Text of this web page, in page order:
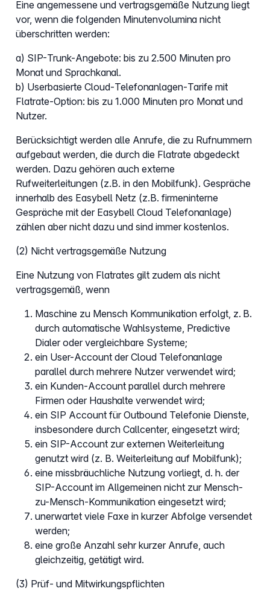
Eine angemessene und vertragsgemäße Nutzung liegt
vor, wenn die folgenden Minutenvolumina nicht
überschritten werden:
a) SIP-Trunk-Angebote: bis zu 2.500 Minuten pro
Monat und Sprachkanal.
b) Userbasierte Cloud-Telefonanlagen-Tarife mit
Flatrate-Option: bis zu 1.000 Minuten pro Monat und
Nutzer.
Berücksichtigt werden alle Anrufe, die zu Rufnummern
aufgebaut werden, die durch die Flatrate abgedeckt
werden. Dazu gehören auch externe
Rufweiterleitungen (z.B. in den Mobilfunk). Gespräche
innerhalb des Easybell Netz (z.B. firmeninterne
Gespräche mit der Easybell Cloud Telefonanlage)
zählen aber nicht dazu und sind immer kostenlos.
(2) Nicht vertragsgemäße Nutzung
Eine Nutzung von Flatrates gilt zudem als nicht
vertragsgemäß, wenn
Maschine zu Mensch Kommunikation erfolgt, z. B.
durch automatische Wahlsysteme, Predictive
Dialer oder vergleichbare Systeme;
ein User-Account der Cloud Telefonanlage
parallel durch mehrere Nutzer verwendet wird;
ein Kunden-Account parallel durch mehrere
Firmen oder Haushalte verwendet wird;
ein SIP Account für Outbound Telefonie Dienste,
insbesondere durch Callcenter, eingesetzt wird;
ein SIP-Account zur externen Weiterleitung
genutzt wird (z. B. Weiterleitung auf Mobilfunk);
eine missbräuchliche Nutzung vorliegt, d. h. der
SIP-Account im Allgemeinen nicht zur Mensch-
zu-Mensch-Kommunikation eingesetzt wird;
unerwartet viele Faxe in kurzer Abfolge versendet
werden;
eine große Anzahl sehr kurzer Anrufe, auch
gleichzeitig, getätigt wird.
(3) Prüf- und Mitwirkungspflichten